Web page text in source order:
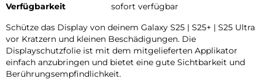
Verfügbarkeit
sofort verfügbar
Schütze das Display von deinem Galaxy S25 | S25+ | S25 Ultra
vor Kratzern und kleinen Beschädigungen. Die
Displayschutzfolie ist mit dem mitgelieferten Applikator
einfach anzubringen und bietet eine gute Sichtbarkeit und
Berührungsempfindlichkeit.